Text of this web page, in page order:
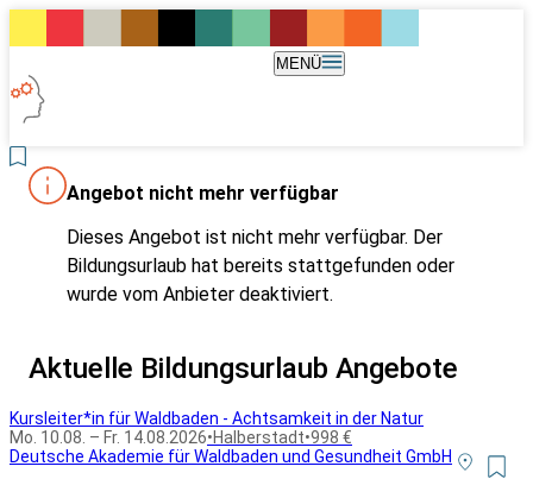
MENÜ
Angebot nicht mehr verfügbar
Dieses Angebot ist nicht mehr verfügbar. Der
Bildungsurlaub hat bereits stattgefunden oder
wurde vom Anbieter deaktiviert.
Aktuelle Bildungsurlaub Angebote
Kursleiter*in für Waldbaden - Achtsamkeit in der Natur
Mo. 10.08. – Fr. 14.08.2026•Halberstadt•998 €
Deutsche Akademie für Waldbaden und Gesundheit GmbH